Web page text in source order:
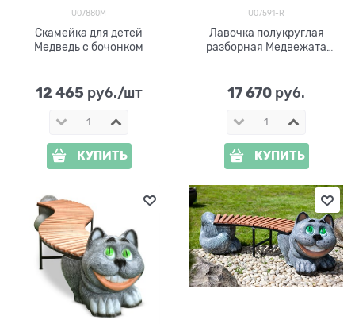
U07880М
Скамейка для детей
Медведь с бочонком
12 465 руб./шт
КУПИТЬ
U07591-R
Лавочка полукруглая
разборная Медвежата
17 670 руб.
КУПИТЬ